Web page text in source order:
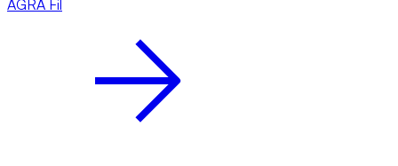
AGRA Fil